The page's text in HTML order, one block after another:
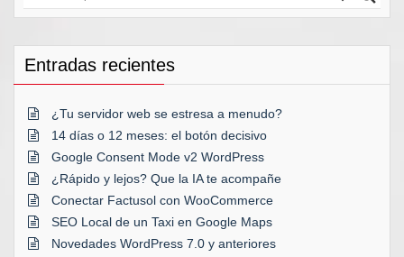
Entradas recientes
¿Tu servidor web se estresa a menudo?
14 días o 12 meses: el botón decisivo
Google Consent Mode v2 WordPress
¿Rápido y lejos? Que la IA te acompañe
Conectar Factusol con WooCommerce
SEO Local de un Taxi en Google Maps
Novedades WordPress 7.0 y anteriores